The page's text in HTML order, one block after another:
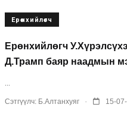
Ерөнхийлөгч
Ерөнхийлөгч
Д.Трамп баяр наадмын
Сэтгүүлч: Б.Алтанхуяг . 15-